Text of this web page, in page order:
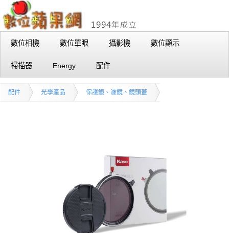
數位相機 數位單眼 攝影機 數位顯示
掃描器 Energy 配件
配件 光學產品 保護鏡、濾鏡、鏡頭蓋